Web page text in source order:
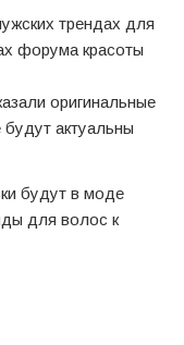
трендах для
форума красоты
оригинальные
будут актуальны
будут в моде
для волос к